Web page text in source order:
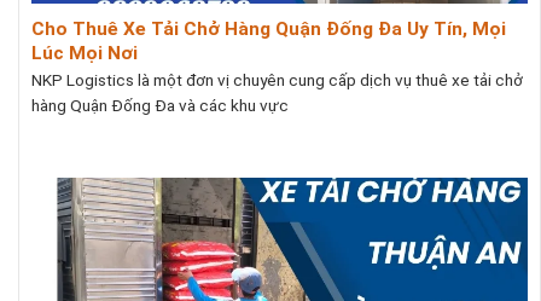
Cho Thuê Xe Tải Chở Hàng Quận Đống Đa Uy Tín, Mọi
Lúc Mọi Nơi
NKP Logistics là một đơn vị chuyên cung cấp dịch vụ thuê xe tải chở
hàng Quận Đống Đa và các khu vực